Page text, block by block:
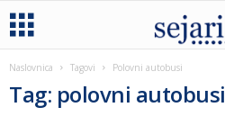
Naslovnica Tagovi Polovni autobusi
Tag: polovni autobusi